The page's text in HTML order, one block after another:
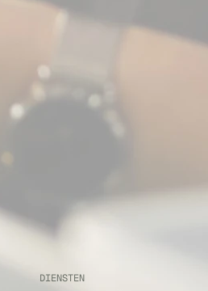
DIENSTEN